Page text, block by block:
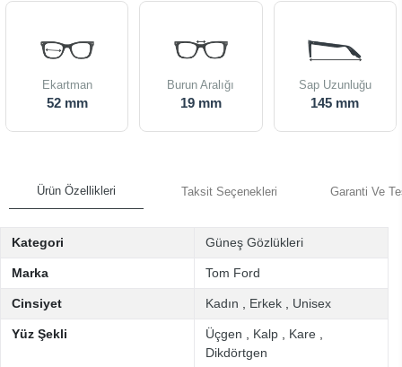
Ekartman
52 mm
Burun Aralığı
19 mm
Sap Uzunluğu
145 mm
Ürün Özellikleri Taksit Seçenekleri Garanti Ve
Kategori Güneş Gözlükleri
Marka Tom Ford
Cinsiyet Kadın Erkek Unisex
Yüz Şekli Üçgen Kalp Kare
Dikdörtgen